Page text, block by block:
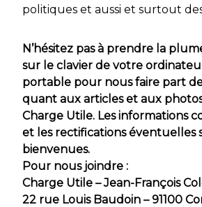
politiques et aussi et surtout
N’hésitez pas à prendre la
sur le clavier de votre
portable pour nous faire part
quant aux articles et aux
Charge Utile. Les informations
et les rectifications éventuelles
bienvenues.
Pour nous joindre :
Charge Utile – Jean-François
22 rue Louis Baudoin – 91100